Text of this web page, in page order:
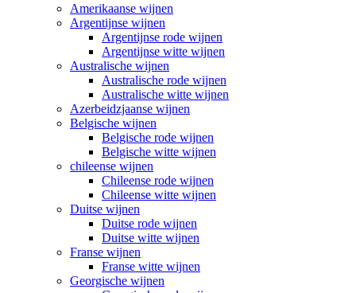
Amerikaanse wijnen
Argentijnse wijnen
Argentijnse rode wijnen
Argentijnse witte wijnen
Australische wijnen
Australische rode wijnen
Australische witte wijnen
Azerbeidzjaanse wijnen
Belgische wijnen
Belgische rode wijnen
Belgische witte wijnen
chileense wijnen
Chileense rode wijnen
Chileense witte wijnen
Duitse wijnen
Duitse rode wijnen
Duitse witte wijnen
Franse wijnen
Franse witte wijnen
Georgische wijnen